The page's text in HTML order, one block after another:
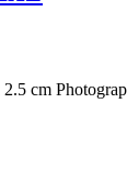
2.5 cm